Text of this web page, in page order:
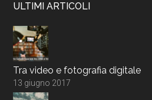
ULTIMI ARTICOLI
Tra video e fotografia digitale
13 giugno 2017